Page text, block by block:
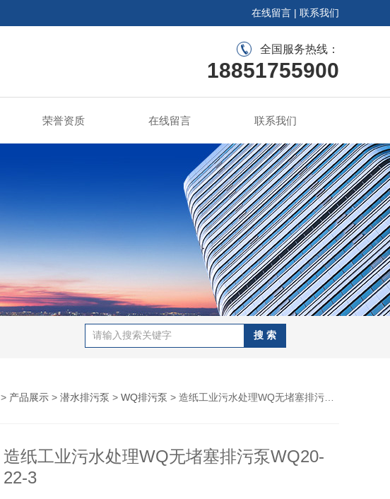
在线留言 | 联系我们
全国服务热线：
18851755900
荣誉资质 在线留言 联系我们
> 产品展示 > 潜水排污泵 > WQ排污泵 > 造纸工业污水处理WQ无堵塞排污泵WQ20-22-3
造纸工业污水处理WQ无堵塞排污泵WQ20-
22-3